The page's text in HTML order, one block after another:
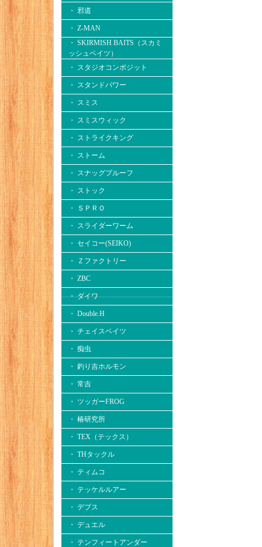
・ 邪道
・ Z-MAN
・ SKIRMISH BAITS（スカミ
ッシュベイツ）
・ スタジオコンポジット
・ スタンドパワー
・ スミス
・ スミスウィック
・ ストライクキング
・ ストーム
・ スナッグプルーフ
・ ストック
・ ＳＰＲＯ
・ スライダーワーム
・ セイコー(SEIKO)
・ Ｚファクトリー
・ ZBC
・ ダイワ
・ Double.H
・ チェイスベイツ
・ 痴虫
・ 釣り吉ホルモン
・ 常吉
・ ツッガーFROG
・ 椿研究所
・ TEX（テックス）
・ THタックル
・ ティムコ
・ テッケルルアー
・ デプス
・ デュエル
・ テンフィートアンダー